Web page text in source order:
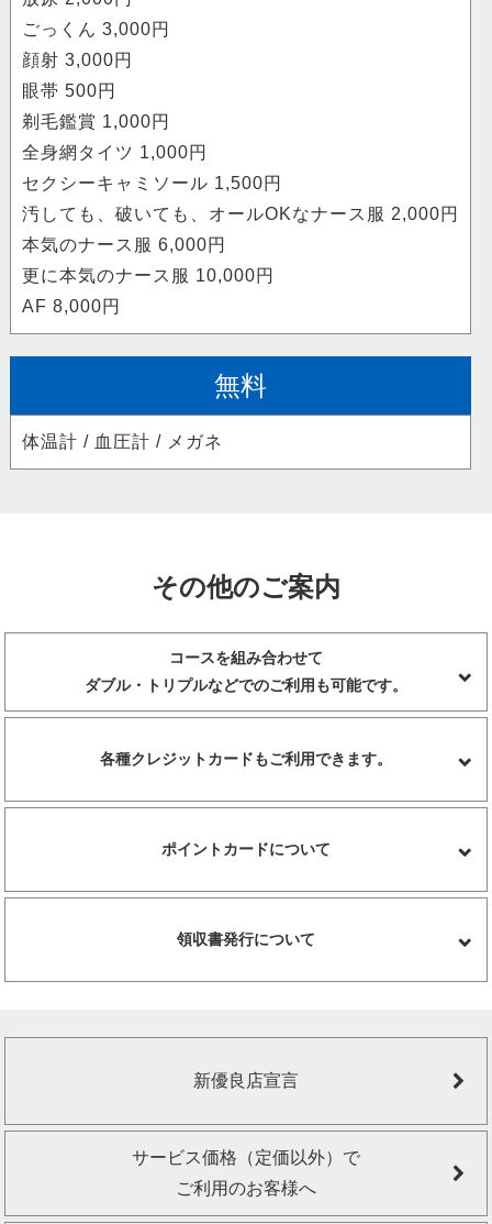
ごっくん 3,000円
顔射 3,000円
眼帯 500円
剃毛鑑賞 1,000円
全身網タイツ 1,000円
セクシーキャミソール 1,500円
汚しても、破いても、オールOKなナース服 2,000円
本気のナース服 6,000円
更に本気のナース服 10,000円
AF 8,000円
無料
体温計 / 血圧計 / メガネ
その他のご案内
コースを組み合わせて
ダブル・トリプルなどでのご利用も可能です。
各種クレジットカードもご利用できます。
ポイントカードについて
領収書発行について
新優良店宣言
サービス価格（定価以外）で
ご利用のお客様へ